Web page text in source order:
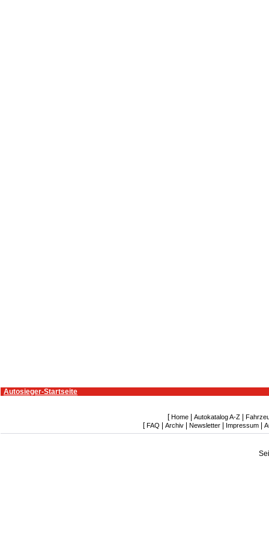
Autosieger-Startseite
[ Home| Autokatalog A-Z|
[ FAQ Archiv Newsletter Impressum